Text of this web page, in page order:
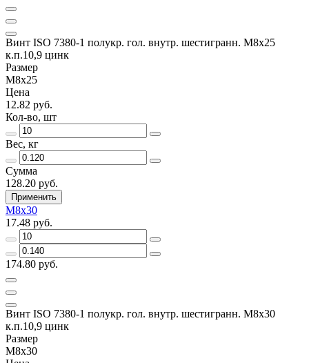
Винт ISO 7380-1 полукр. гол. внутр. шестигранн. М8х25
к.п.10,9 цинк
Размер
М8х25
Цена
12.82 руб.
Кол-во, шт
Вес, кг
Сумма
128.20 руб.
Применить
М8х30
17.48 руб.
174.80 руб.
Винт ISO 7380-1 полукр. гол. внутр. шестигранн. М8х30
к.п.10,9 цинк
Размер
М8х30